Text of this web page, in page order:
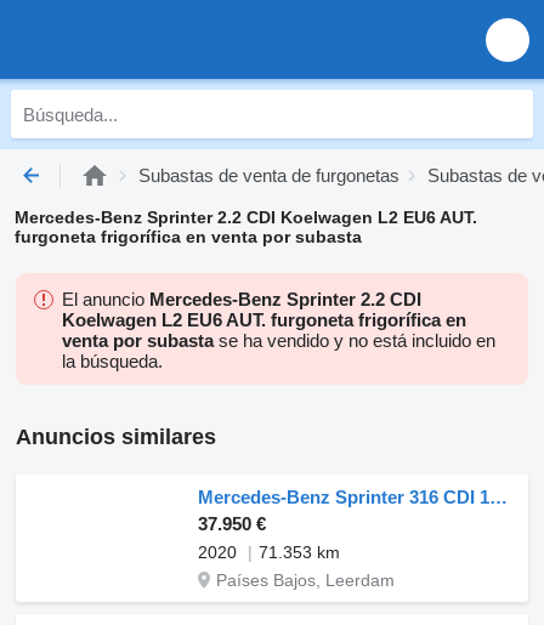
Subastas de venta de furgonetas Subastas de
Mercedes-Benz Sprinter 2.2 CDI Koelwagen L2 EU6 AUT.
furgoneta frigorífica en venta por subasta
El anuncio Mercedes-Benz Sprinter 2.2 CDI
Koelwagen L2 EU6 AUT. furgoneta frigorífica en
venta por subastase ha vendido y no está incluido en
la búsqueda.
Anuncios similares
Mercedes-Benz Sprinter 316 CDI 163pk RWD L2H2 Kerstner Koelwagen 12V + 230V Na
37.950 €
2020
71.353 km
Países Bajos, Leerdam